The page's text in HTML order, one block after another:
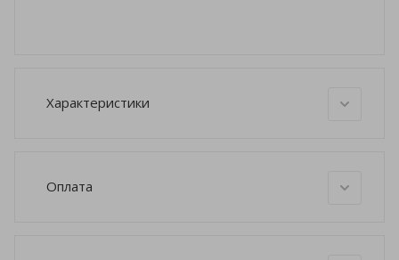
Характеристики
Оплата